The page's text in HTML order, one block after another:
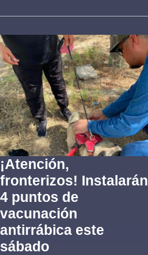
¡Atención,
fronterizos! Instalarán
4 puntos de
vacunación
antirrábica este
sábado